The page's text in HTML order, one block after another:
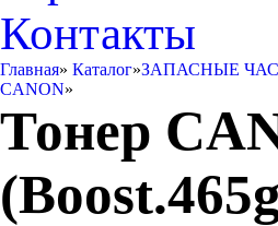
Контакты
Главная» Каталог»ЗАПАСНЫЕ
CANON»
Тонер